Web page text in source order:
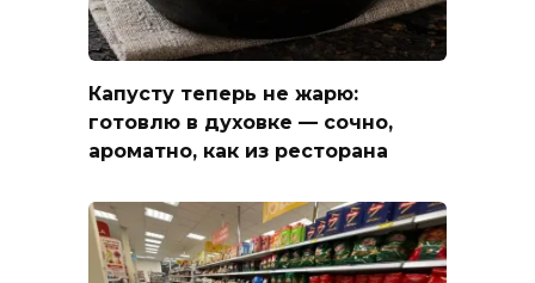
Капусту теперь не жарю:
готовлю в духовке — сочно,
ароматно, как из ресторана